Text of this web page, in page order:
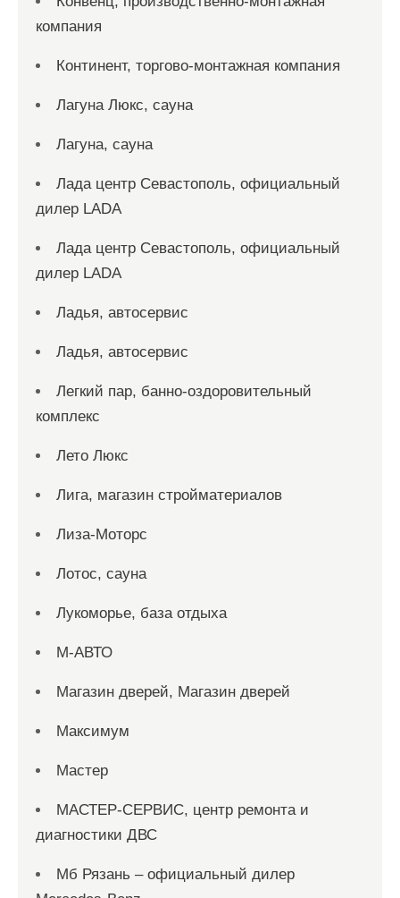
компания
Континент, торгово-монтажная компания
Лагуна Люкс, сауна
Лагуна, сауна
Лада центр Севастополь, официальный
дилер LADA
Лада центр Севастополь, официальный
дилер LADA
Ладья, автосервис
Ладья, автосервис
Легкий пар, банно-оздоровительный
комплекс
Лето Люкс
Лига, магазин стройматериалов
Лиза-Моторс
Лотос, сауна
Лукоморье, база отдыха
М-АВТО
Магазин дверей, Магазин дверей
Максимум
Мастер
МАСТЕР-СЕРВИС, центр ремонта и
диагностики ДВС
Мб Рязань – официальный дилер